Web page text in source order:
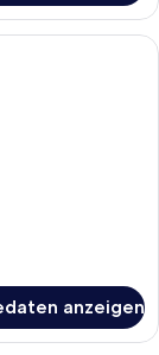
Schreibtisch,
anzeigen